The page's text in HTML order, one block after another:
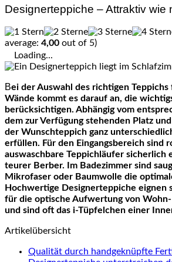
Designerteppiche – Attraktiv wie
average: 4,00 out of 5)
Loading...
Bei der Auswahl des richtigen Teppichs für die eigenen vier
Wände kommt es darauf an, die
berücksichtigen. Abhängig vom
dem zur Verfügung stehenden Platz
der Wunschteppich ganz
erfüllen. Für den Eingangsbereich sind
auswaschbare Teppichläufer sicherlich
teurer Berber. Im Badezimmer sind
Mikrofaser oder Baumwolle die
Hochwertige Designerteppiche eignen
für die optische Aufwertung von
und sind oft das i-Tüpfelchen einer
Artikelübersicht
Qualität durch handgeknüpfte